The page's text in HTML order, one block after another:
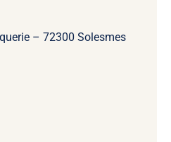
– 72300 Solesmes